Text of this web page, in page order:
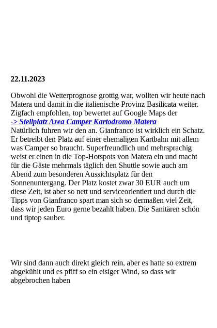
22.11.2023
Obwohl die Wetterprognose grottig war, wollten wir heute nach
Matera und damit in die italienische Provinz Basilicata weiter.
Zigfach empfohlen, top bewertet auf Google Maps der
-> Stellplatz Area Camper Kartodromo Matera
Natürlich fuhren wir den an. Gianfranco ist wirklich ein Schatz.
Er betreibt den Platz auf einer ehemaligen Kartbahn mit allem
was Camper so braucht. Superfreundlich und mehrsprachig
weist er einen in die Top-Hotspots von Matera ein und macht
für die Gäste mehrmals täglich den Shuttle sowie auch am
Abend zum besonderen Aussichtsplatz für den
Sonnenuntergang. Der Platz kostet zwar 30 EUR auch um
diese Zeit, ist aber so nett und serviceorientiert und durch die
Tipps von Gianfranco spart man sich so dermaßen viel Zeit,
dass wir jeden Euro gerne bezahlt haben. Die Sanitären schön
und tiptop sauber.
Wir sind dann auch direkt gleich rein, aber es hatte so extrem
abgekühlt und es pfiff so ein eisiger Wind, so dass wir
abgebrochen haben